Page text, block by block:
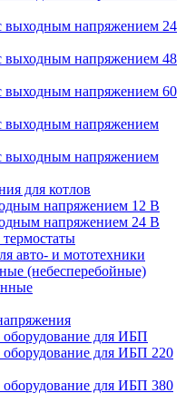
выходным напряжением 24
выходным напряжением 48
выходным напряжением 60
выходным напряжением
выходным напряжением
для котлов
напряжением 12 В
напряжением 24 В
авто- и мототехники
(небесперебойные)
оборудование для ИБП
оборудование для ИБП 220
оборудование для ИБП 380